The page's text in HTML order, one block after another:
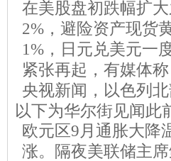
在美股盘初跌幅扩
2%，避险资产现货
1%，日元兑美元一
紧张再起，有媒体
央视新闻，以色列
以下为华尔街见闻此
欧元区9月通胀大降
涨。隔夜美联储主